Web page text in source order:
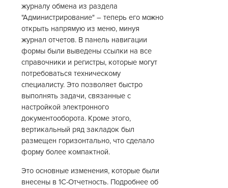
журналу обмена из раздела
"Администрирование" – теперь его можно
открыть напрямую из меню, минуя
журнал отчетов. В панель навигации
формы были выведены ссылки на все
справочники и регистры, которые могут
потребоваться техническому
специалисту. Это позволяет быстро
выполнять задачи, связанные с
настройкой электронного
документооборота. Кроме этого,
вертикальный ряд закладок был
размещен горизонтально, что сделало
форму более компактной.
Это основные изменения, которые были
внесены в 1С-Отчетность. Подробнее об